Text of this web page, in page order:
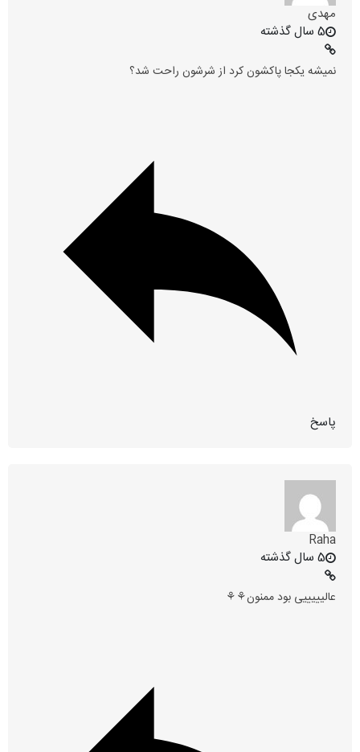
مهدی
5 سال گذشته
نمیشه یکجا پاکشون کرد از شرشون راحت شد؟
پاسخ
Raha
5 سال گذشته
عالیییییی بود ممنون⚘⚘